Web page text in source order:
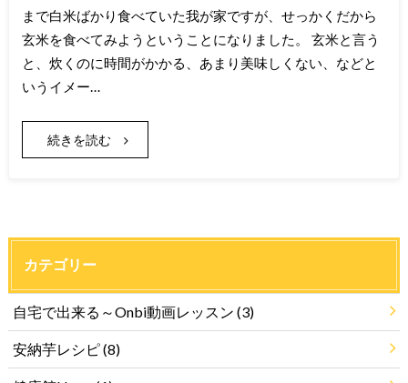
まで白米ばかり食べていた我が家ですが、せっかくだから
玄米を食べてみようということになりました。 玄米と言う
と、炊くのに時間がかかる、あまり美味しくない、などと
いうイメー…
続きを読む
カテゴリー
自宅で出来る～Onbi動画レッスン (3)
安納芋レシピ(8)